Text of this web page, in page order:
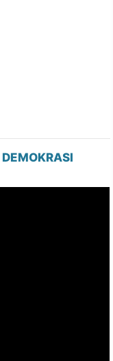
DEMOKRASI